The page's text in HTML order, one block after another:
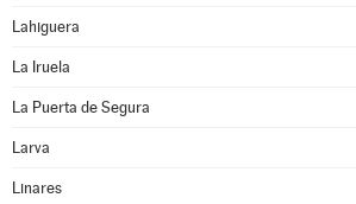
Lahiguera
La Iruela
La Puerta de Segura
Larva
Linares